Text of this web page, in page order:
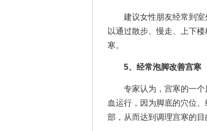
建议女性朋友经常到室
以通过散步、慢走、上下
寒。
5、经常泡脚改善宫寒
专家认为，宫寒的一个
血运行，因为脚底的穴位
部，从而达到调理宫寒的目